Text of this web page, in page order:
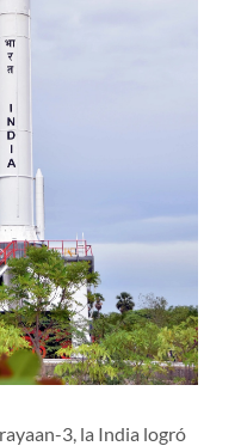
3, la India logró